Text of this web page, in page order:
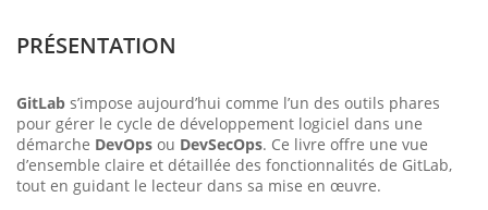
PRÉSENTATION
GitLab s’impose aujourd’hui comme l’un des outils phares
pour gérer le cycle de développement logiciel dans une
démarche DevOps ou DevSecOps. Ce livre offre une vue
d’ensemble claire et détaillée des fonctionnalités de GitLab,
tout en guidant le lecteur dans sa mise en œuvre.